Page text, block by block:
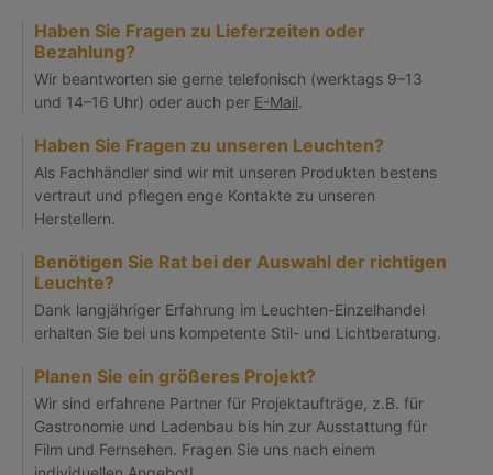
Haben Sie Fragen zu Lieferzeiten oder
Bezahlung?
Wir beantworten sie gerne telefonisch (werktags 9–13
und 14–16 Uhr) oder auch per E-Mail.
Haben Sie Fragen zu unseren Leuchten?
Als Fachhändler sind wir mit unseren Produkten bestens
vertraut und pflegen enge Kontakte zu unseren
Herstellern.
Benötigen Sie Rat bei der Auswahl der richtigen
Leuchte?
Dank langjähriger Erfahrung im Leuchten-Einzelhandel
erhalten Sie bei uns kompetente Stil- und Lichtberatung.
Planen Sie ein größeres Projekt?
Wir sind erfahrene Partner für Projektaufträge, z.B. für
Gastronomie und Ladenbau bis hin zur Ausstattung für
Film und Fernsehen. Fragen Sie uns nach einem